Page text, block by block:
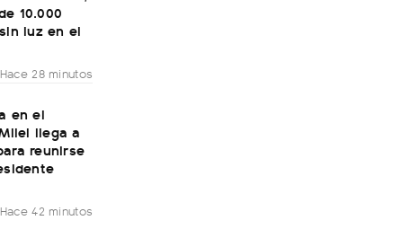
10.000
luz en el
Hace 28 minutos
en el
llega a
reunirse
Hace 42 minutos